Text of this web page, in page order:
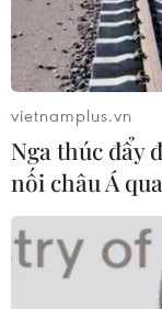
khi buộc
25/04/2020 09:34
Giám đốc điều
và Google sẽ
nhận bộ quy tắc
vietnamplus.vn
Nga thúc đẩy
nối châu Á